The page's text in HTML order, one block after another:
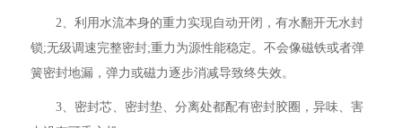
2、利用水流本身的重力实现自动开闭，有水翻开无水封
锁;无级调速完整密封;重力为源性能稳定。不会像磁铁或者弹
簧密封地漏，弹力或磁力逐步消减导致终失效。
3、密封芯、密封垫、分离处都配有密封胶圈，异味、害